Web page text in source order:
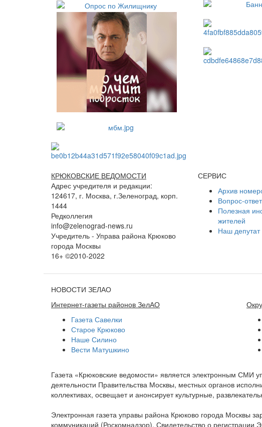
КРЮКОВСКИЕ ВЕДОМОСТИ
Адрес учредителя и редакции:
124617, г. Москва, г.Зеленоград, корп.
1444
Редколлегия
info@zelenograd-news.ru
Учредитель - Управа района Крюково
города Москвы
16+ ©2010-2022
СЕРВИС
Архив
Вопрос-ответ
Полезная
жителей
Наш депутат
НОВОСТИ ЗЕЛАО
Интернет-газеты районов ЗелАО
Газета Савелки
Старое Крюково
Наше Силино
Вести Матушкино
Газета «Крюковские ведомости» является электронным СМИ
деятельности Правительства Москвы, местных органов
коллективах, освещает и анонсирует культурные,
Электронная газета управы района Крюково города Москвы
коммуникаций (Роскомнадзор). Свидетельство о